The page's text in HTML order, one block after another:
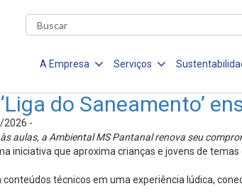
A Empresa Serviços
do Saneamento’
2026 -
aulas, a Ambiental MS Pantanal renova seu
iniciativa que aproxima crianças e jovens de
técnicos em uma experiência lúdica,